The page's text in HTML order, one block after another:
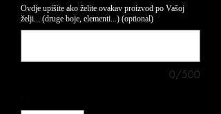
Ovdje upišite ako želite ovakav proizvod po Vašoj
želji... (druge boje, elementi...) (optional)
0/500